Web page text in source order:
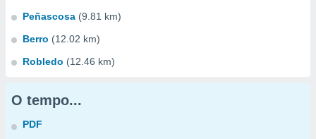
Peñascosa (9.81 km)
Berro (12.02 km)
Robledo (12.46 km)
O tempo...
PDF